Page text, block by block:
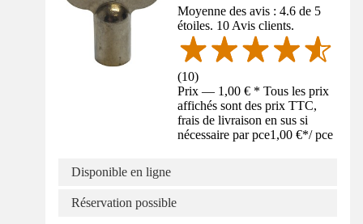
Moyenne des avis : 4.6 de 5
étoiles. 10 Avis clients.
(10)
Prix — 1,00 € * Tous les prix
affichés sont des prix TTC,
frais de livraison en sus si
nécessaire par pce1,00 €*/ pce
Disponible en ligne
Réservation possible